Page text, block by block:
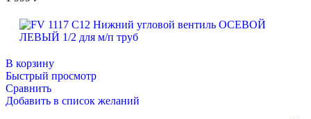
В корзину
Быстрый просмотр
Сравнить
Добавить в список желаний